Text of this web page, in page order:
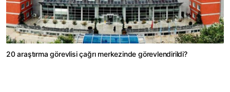
20 araştırma görevlisi çağrı merkezinde görevlendirildi?